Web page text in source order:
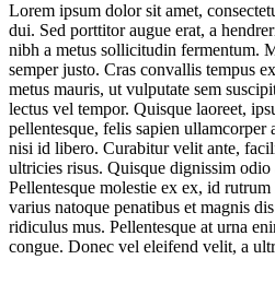
Lorem ipsum dolor sit amet,
dui. Sed porttitor augue erat, a
nibh a metus sollicitudin fermentum.
semper justo. Cras convallis tempus
metus mauris, ut vulputate sem
lectus vel tempor. Quisque laoreet,
pellentesque, felis sapien ullamcorper
nisi id libero. Curabitur velit ante,
ultricies risus. Quisque dignissim
Pellentesque molestie ex ex, id
varius natoque penatibus et magnis
ridiculus mus. Pellentesque at urna
congue. Donec vel eleifend velit, a